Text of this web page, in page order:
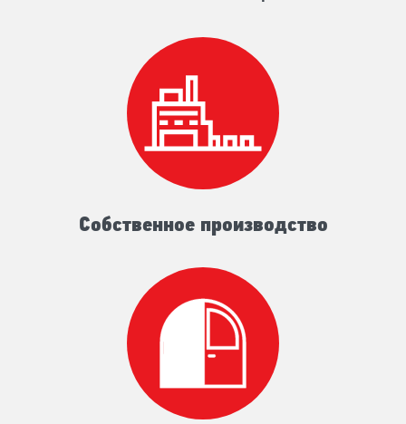
Собственное производство